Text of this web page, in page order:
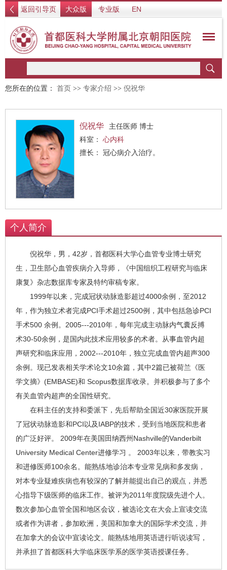
返回引导页 大众版 专业版 EN
您所在的位置： 首页 >> 专家介绍 >> 倪祝华
倪祝华
主任医师 博士
科室： 心内科
擅长： 冠心病介入治疗。
个人简介
倪祝华，男，42岁，首都医科大学心血管专业博士研究
生，卫生部心血管疾病介入导师，《中国组织工程研究与临床
康复》杂志数据库专家及特约审稿专家。
1999年以来，完成冠状动脉造影超过4000余例，至2012
年，作为独立术者完成PCI手术超过2500例，其中包括急诊PCI
手术500 余例。2005---2010年，每年完成主动脉内气囊反搏
术30-50余例，是国内此技术应用较多的术者。从事血管内超
声研究和临床应用，2002---2010年，独立完成血管内超声300
余例。现已发表相关学术论文10余篇，其中2篇已被荷兰《医
学文摘》(EMBASE)和 Scopus数据库收录。并积极参与了多个
有关血管内超声的全国性研究。
在科主任的支持和委派下，先后帮助全国近30家医院开展
了冠状动脉造影和PCI以及IABP的技术，受到当地医院和患者
的广泛好评。 2009年在美国田纳西州Nashville的Vanderbilt
University Medical Center进修学习 。 2003年以来，带教实习
和进修医师100余名。能熟练地诊治本专业常见病和多发病，
对本专业疑难疾病也有较深的了解并能提出自己的观点，并悉
心指导下级医师的临床工作。被评为2011年度院级先进个人。
数次参加心血管全国和地区会议，被选论文在大会上宣读交流
或者作为讲者，参加欧洲，美国和加拿大的国际学术交流，并
在加拿大的会议中宣读论文。能熟练地用英语进行听说读写，
并承担了首都医科大学临床医学系的医学英语授课任务。